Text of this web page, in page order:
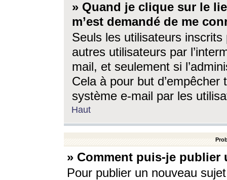
» Quand je clique sur le
m’est demandé de me
Seuls les utilisateurs
autres utilisateurs par
mail, et seulement si
Cela à pour but
système e-mail par les
Haut
» Comment puis-je
Pour publier un nouveau